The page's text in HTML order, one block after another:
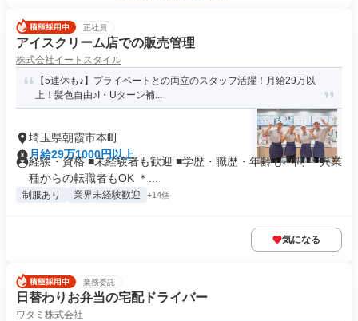
正社員
アイスクリーム店での販売管理
株式会社イートスタイル
【5連休も♪】プライベートとの両立のスタッフ活躍！月給29万以
上！髪色自由♪I・Uターン補...
埼玉県朝霞市本町
月給29万1000円以上
経験・資格 ■未経験者も歓迎 ■学歴・職歴・年齢も不問 ＊異業
種からの転職者もOK ＊...
制服あり 業界未経験歓迎 +14個
気になる
業務委託
日替わりお弁当の宅配ドライバー
ワタミ株式会社